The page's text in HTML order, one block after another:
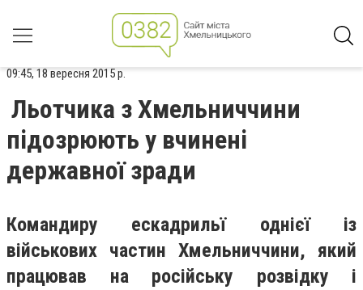
09:45, 18 вересня 2015 р.
Льотчика з Хмельниччини
підозрюють у вчинені
державної зради
Командиру ескадрильї однієї із
військових частин Хмельниччини, який
працював на російську розвідку і